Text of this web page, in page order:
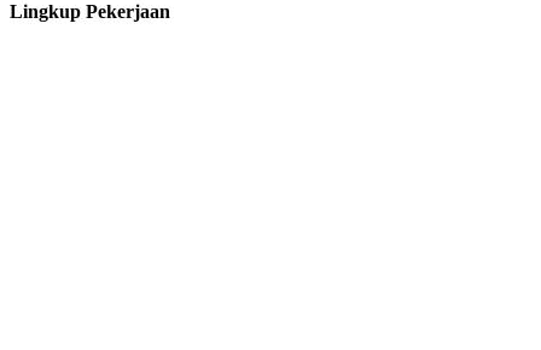
Lingkup Pekerjaan